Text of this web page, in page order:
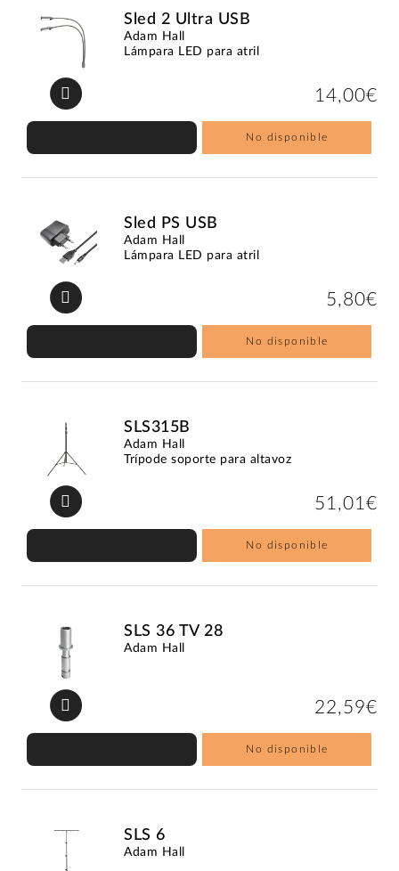
Sled 2 Ultra USB
Adam Hall
Lámpara LED para atril
14,00€
No disponible
Sled PS USB
Adam Hall
Lámpara LED para atril
5,80€
No disponible
SLS315B
Adam Hall
Trípode soporte para altavoz
51,01€
No disponible
SLS 36 TV 28
Adam Hall
22,59€
No disponible
SLS 6
Adam Hall